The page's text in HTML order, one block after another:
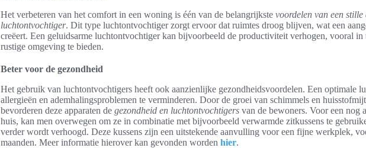
Het verbeteren van het comfort in een woning is één van de belangrijkste voordelen van een stille
luchtontvochtiger. Dit type luchtontvochtiger zorgt ervoor dat ruimtes droog blijven, wat een
creëert. Een geluidsarme luchtontvochtiger kan bijvoorbeeld de productiviteit verhogen, vooral in
rustige omgeving te bieden.
Beter voor de gezondheid
Het gebruik van luchtontvochtigers heeft ook aanzienlijke gezondheidsvoordelen. Een optimale
allergieën en ademhalingsproblemen te verminderen. Door de groei van schimmels en
bevorderen deze apparaten de gezondheid en luchtontvochtigers van de bewoners. Voor een nog
huis, kan men overwegen om ze in combinatie met bijvoorbeeld verwarmde zitkussens te
verder wordt verhoogd. Deze kussens zijn een uitstekende aanvulling voor een fijne werkplek,
maanden. Meer informatie hierover kan gevonden worden hier.